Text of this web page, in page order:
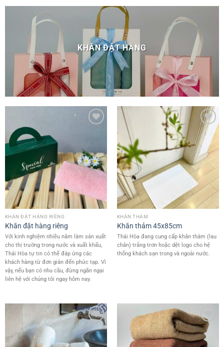
KHĂN ĐẶT HÀNG
KHĂN ĐẶT HÀNG RIÊNG
Khăn đặt hàng riêng
Với kinh nghiệm nhiều năm làm sản xuất
cho thị trường trong nước và xuất khẩu,
Thái Hòa tự tin có thể đáp ứng các
khách hàng từ đơn giản đến phức tạp. Vì
vậy, nếu bạn có nhu cầu, đừng ngần ngại
liên hệ với chúng tôi ngay hôm nay.
Add to
wishlist
KHĂN THẢM
Khăn thảm 45x85cm
Thái Hòa đang cung cấp khăn thảm (lau
chân) trắng trơn hoặc dệt logo cho hệ
thống khách sạn trong và ngoài nước.
Add to
wishlist
Add to
wishlist